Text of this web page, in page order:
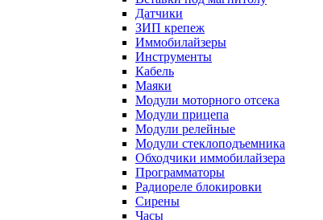
Датчики
ЗИП крепеж
Иммобилайзеры
Инструменты
Кабель
Маяки
Модули моторного отсека
Модули прицепа
Модули релейные
Модули стеклоподъемника
Обходчики иммобилайзера
Программаторы
Радиореле блокировки
Сирены
Часы